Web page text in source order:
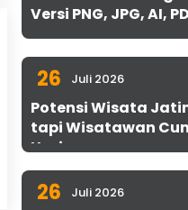
Versi PNG, JPG, AI,
26 Juli 2026
Potensi Wisata
tapi Wisatawan
Hari
26 Juli 2026